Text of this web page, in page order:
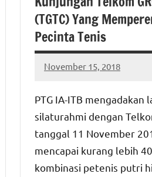
(TGTC) Yang
Pecinta Tenis
November 15, 2018
ptgiait
PTG IA-ITB mengadakan
silaturahmi dengan
tanggal 11 November
mencapai kurang lebih
kombinasi petenis putri